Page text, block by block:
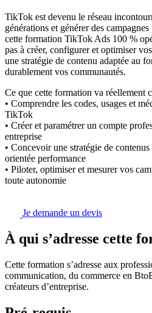
TikTok est devenu le réseau
générations et générer des
cette formation TikTok Ads 100 %
pas à créer, configurer et optimiser
une stratégie de contenu adaptée au
durablement vos communautés.
Ce que cette formation va réellement
• Comprendre les codes, usages et
TikTok
• Créer et paramétrer un compte
entreprise
• Concevoir une stratégie de
orientée performance
• Piloter, optimiser et mesurer vos
toute autonomie
Je demande un devis
À qui s’adresse cette
Cette formation s’adresse aux
communication, du commerce en
créateurs d’entreprise.